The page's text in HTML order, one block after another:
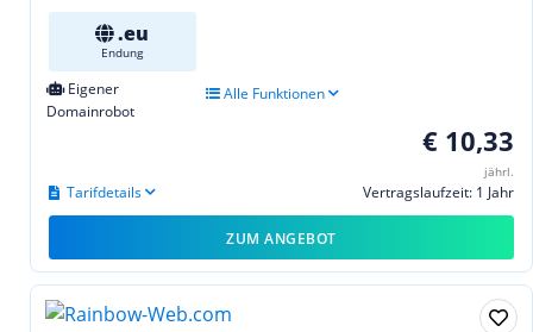
.eu
Endung
Eigener
Domainrobot
Alle Funktionen
€ 10,33
jährl.
Vertragslaufzeit: 1 Jahr
Tarifdetails
ZUM ANGEBOT